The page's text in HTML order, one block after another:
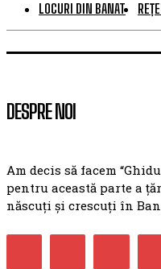
LOCURI DIN BANAT
DESPRE NOI
Am decis să facem
pentru această parte a
născuți și crescuți în